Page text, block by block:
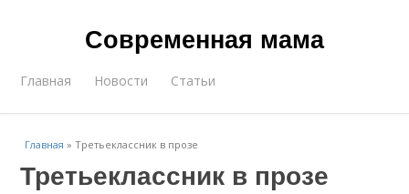
Современная мама
Главная Новости Статьи
Главная »Третьеклассник в прозе
Третьеклассник в прозе